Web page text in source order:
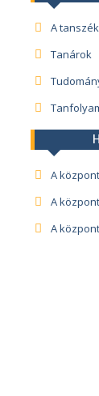
A
Tanárok
A
A
A